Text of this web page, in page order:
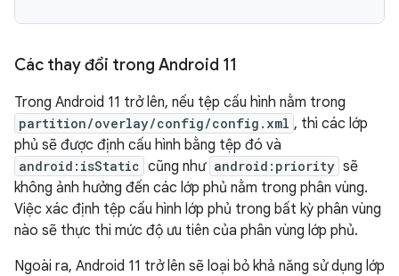
Các thay đổi trong Android 11
Trong Android 11 trở lên, nếu tệp cấu hình nằm trong
partition/overlay/config/config.xml , thì các lớp
phủ sẽ được định cấu hình bằng tệp đó và
android:isStatic cũng như android:priority sẽ
không ảnh hưởng đến các lớp phủ nằm trong phân vùng.
Việc xác định tệp cấu hình lớp phủ trong bất kỳ phân vùng
nào sẽ thực thi mức độ ưu tiên của phân vùng lớp phủ.
Ngoài ra, Android 11 trở lên sẽ loại bỏ khả năng sử dụng lớp